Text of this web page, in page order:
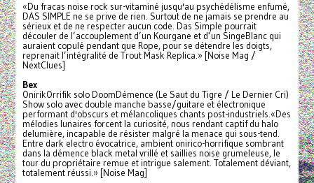
«Du fracas noise rock sur-vitaminé jusqu'au psychédélisme enfumé,
DAS SIMPLE ne se prive de rien. Surtout de ne jamais se prendre au
sérieux et de ne respecter aucun code. Das Simple pourrait
découler de l’accouplement d’un Kourgane et d’un SingeBlanc qui
auraient copulé pendant que Rope, pour se détendre les doigts,
reprenait l’intégralité de Trout Mask Replica.» [Noise Mag /
NextClues]
Bex
OnirikOrrifik solo DoomDémence (Le Saut du Tigre / Le Dernier Cri)
Show solo avec double manche basse/guitare et électronique
performant d'obscurs et mélancoliques chants post-industriels.«Des
mélodies lunaires forcent la curiosité, nous rendant captif du halo
delumière, incapable de résister malgré la menace qui sous-tend.
Entre dark electro évocatrice, ambient onirico-horrifique sombrant
dans la démence black metal vrillé et saillies noise grumeleuse, le
tour du propriétaire remue et intrigue salement. Totalement déviant,
totalement réussi.» [Noise Mag]